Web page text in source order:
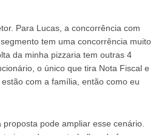
Para Lucas, a concorrência com
tem uma concorrência muito
da minha pizzaria tem outras 4
o único que tira Nota Fiscal e
com a família, então como eu
pode ampliar esse cenário.